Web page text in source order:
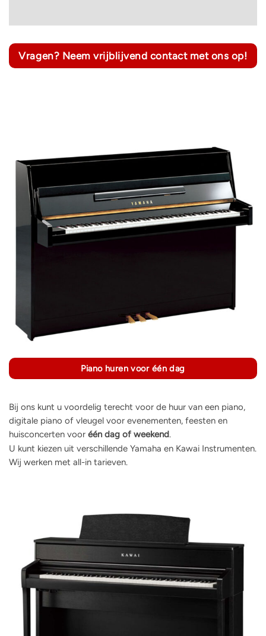
Vragen? Neem vrijblijvend contact met ons op!
Piano huren voor één dag
Bij ons kunt u voordelig terecht voor de huur van een piano,
digitale piano of vleugel voor evenementen, feesten en
huisconcerten voor één dag of weekend.
U kunt kiezen uit verschillende Yamaha en Kawai Instrumenten.
Wij werken met all-in tarieven.